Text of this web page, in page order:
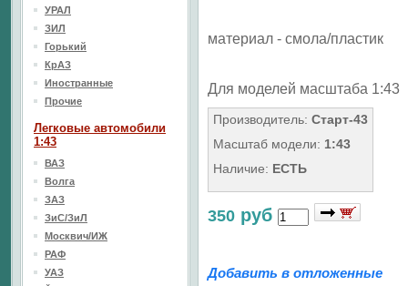
материал - смола/пластик
Для моделей масштаба 1:43
Производитель: Старт-43
Масштаб модели: 1:43
Наличие: ЕСТЬ
350 руб
Добавить в отложенные
УРАЛ
ЗИЛ
Горький
КрАЗ
Иностранные
Прочие
Легковые автомобили
1:43
ВАЗ
Волга
ЗАЗ
ЗиС/ЗиЛ
Москвич/ИЖ
РАФ
УАЗ